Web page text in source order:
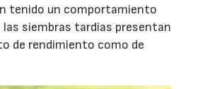
tenido un comportamiento
siembras tardías presentan
de rendimiento como de